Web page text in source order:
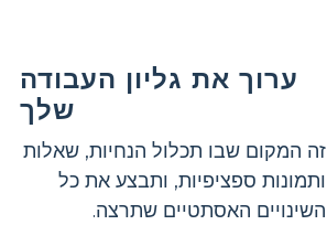
ערוך את גליון העבודה
שלך
זה המקום שבו תכלול הנחיות, שאלות
ותמונות ספציפיות, ותבצע את כל
השינויים האסתטיים שתרצה.